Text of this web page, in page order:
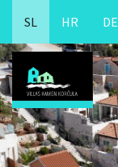
SL HR DE